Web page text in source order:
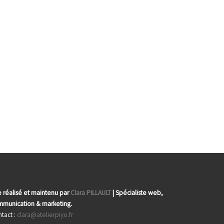
réalisé et maintenu parClara PILLAULT | Spécialiste web,
& marketing.
: clara@atelierpiyo.fr